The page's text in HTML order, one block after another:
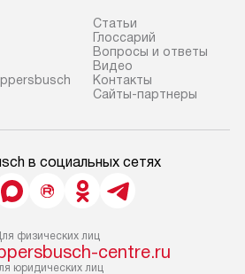
Cтатьи
Глоссарий
Вопросы и ответы
Видео
Контакты
Сайты-партнеры
в социальных сетях
физических лиц
centre.ru
юридических лиц